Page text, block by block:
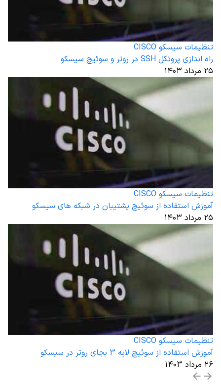
تنظیمات سیسکو CISCO
راه اندازی پروتکل SSH در روتر و سوئیچ سیسکو
۲۵ مرداد ۱۴۰۳
تنظیمات سیسکو CISCO
آموزش استفاده از سوئیچ پشتیبان در شبکه های سیسکو
۲۵ مرداد ۱۴۰۳
تنظیمات سیسکو CISCO
آموزش استفاده از سوئیچ لایه 3 بجای روتر در سیسکو
۲۶ مرداد ۱۴۰۳